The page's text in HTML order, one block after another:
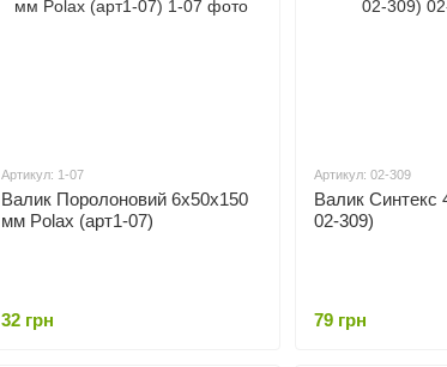
Артикул: 1-07
Валик Поролоновий 6х50х150
мм Polax (арт1-07)
32 грн
Артикул: 02-309
Валик Синтекс
02-309)
79 грн